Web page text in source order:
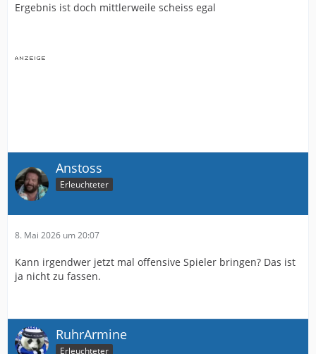
Ergebnis ist doch mittlerweile scheiss egal
Anstoss
Erleuchteter
8. Mai 2026 um 20:07
Kann irgendwer jetzt mal offensive Spieler bringen? Das ist
ja nicht zu fassen.
RuhrArmine
Erleuchteter